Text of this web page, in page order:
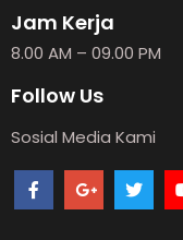
Jam Kerja
8.00 AM – 09.00 PM
Follow Us
Sosial Media Kami